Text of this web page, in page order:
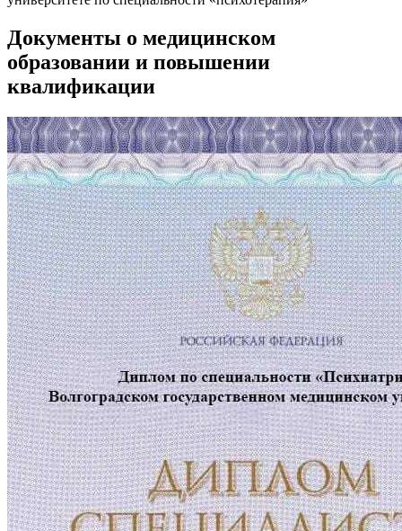
Документы о медицинском
образовании и повышении
квалификации